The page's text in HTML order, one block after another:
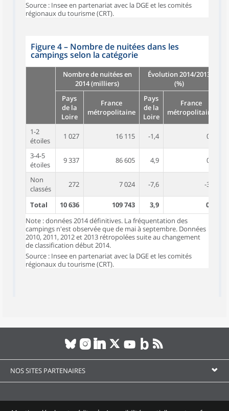
Source : Insee en partenariat avec la DGE et les comités
régionaux du tourisme (CRT).
Figure 4– Nombre de nuitées dans les
campings selon la catégorie
Nombre de nuitées en
2014 (milliers)
Évolution 2014/2013
(%)
Pays
de la
Loire
France
métropolitaine
Pays
de la
Loire
France
métropolitaine
1-2
étoiles
1 027 16 115 -1,4 0,4
3-4-5
étoiles
9 337 86 605 4,9 0,6
Non
classés
272 7 024 -7,6 -3,8
Total 10 636 109 743 3,9
0,3
Note : données 2014 définitives. La fréquentation des
campings n'est observée que de mai à septembre. Données
2010, 2011, 2012 et 2013 rétropolées suite au changement
de classification début 2014.
Source : Insee en partenariat avec la DGE et les comités
régionaux du tourisme (CRT).
NOS SITES PARTENAIRES